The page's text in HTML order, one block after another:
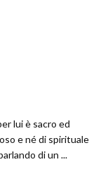
lui è sacro ed
e né di spirituale
di un ...